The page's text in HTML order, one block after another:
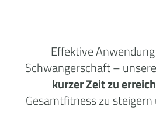
Effektive
Schwangerschaft –
kurzer Zeit zu
Gesamtfitness zu